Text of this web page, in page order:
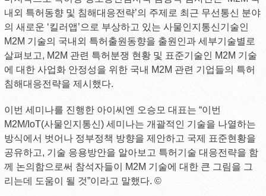
내외 특허동향 및 침해대응전략’의 주제로 최근 무선통신 분야
의 새로운 ‘킬러앱’으로 부상하고 있는 사물인지통신기술인
M2M 기술의 국내외 특허출원동향을 출원인과 세부기술별로
살펴보고, M2M 관련 특허분쟁 현황 및 표준기술인 M2M 기술
에 대한 사업화 안정성을 위한 국내 M2M 관련 기업들의 특허
침해대응전략을 제시했다.
이번 세미나를 진행한 아이씨엔 오승모 대표는 “이번
M2M/IoT(사물인지통신) 세미나는 개괄적인 기술을 나열하는
방식에서 벗어나 정부정책 방향을 제안하고 국제 표준현황을
공유하고, 기술 응용방안을 알아보고 특허기술 대응전략을 함
께 논의함으로써 참석자들이 M2M 기술에 대한 큰 그림을 그
리는데 도움이 될 것”이라고 말했다. ©